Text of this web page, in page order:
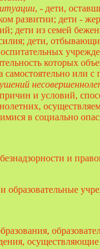
, - дети,
развитии; дети -
дети из семей
дети,
которых
самостоятельно или
и условий,
в социально
и
образовательные